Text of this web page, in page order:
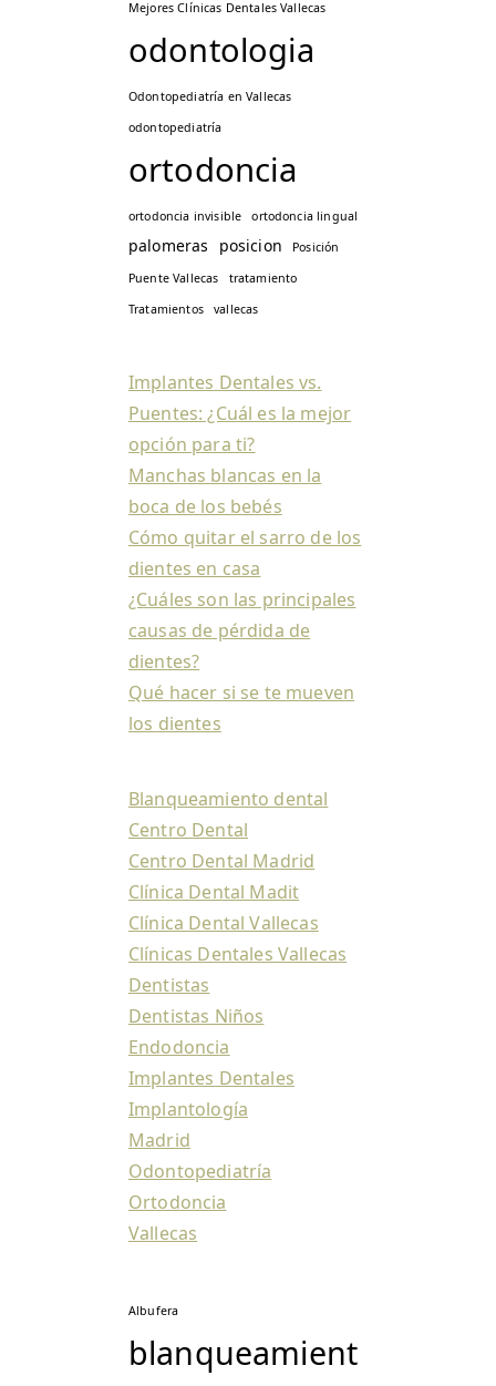
Mejores Clínicas Dentales Vallecas
odontologia
Odontopediatría en Vallecas
odontopediatría
ortodoncia
ortodoncia invisible ortodoncia lingual
palomeras posicion
Posición
Puente Vallecas
tratamiento
Tratamientos
vallecas
Implantes Dentales vs.
Puentes: ¿Cuál es la mejor
opción para ti?
Manchas blancas en la
boca de los bebés
Cómo quitar el sarro de los
dientes en casa
¿Cuáles son las principales
causas de pérdida de
dientes?
Qué hacer si se te mueven
los dientes
Blanqueamiento dental
Centro Dental
Centro Dental Madrid
Clínica Dental Madit
Clínica Dental Vallecas
Clínicas Dentales Vallecas
Dentistas
Dentistas Niños
Endodoncia
Implantes Dentales
Implantología
Madrid
Odontopediatría
Ortodoncia
Vallecas
Albufera
blanqueamient